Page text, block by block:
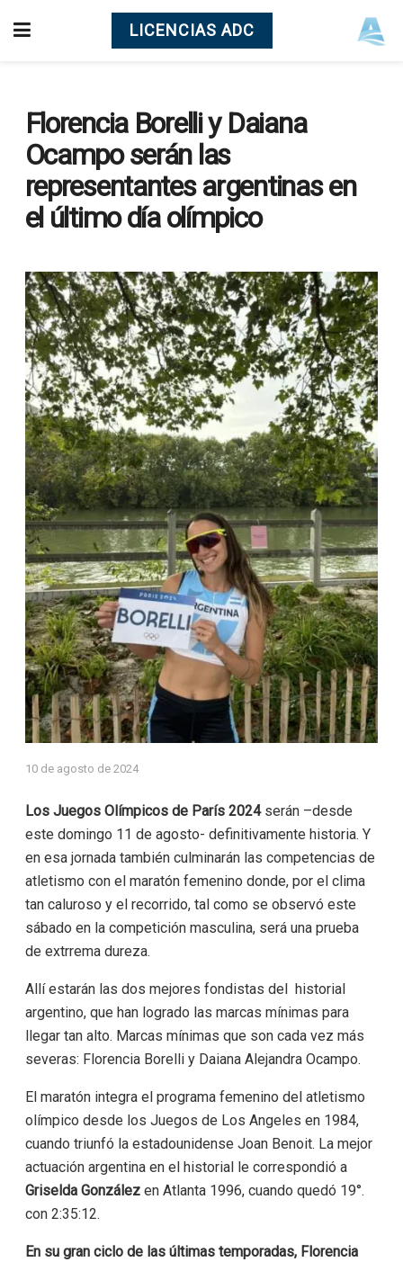
LICENCIAS ADC
Florencia Borelli y Daiana
Ocampo serán las
representantes argentinas en
el último día olímpico
10 de agosto de 2024
Los Juegos Olímpicos de París 2024serán –desde
este domingo 11 de agosto- definitivamente historia. Y
en esa jornada también culminarán las competencias de
atletismo con el maratón femenino donde, por el clima
tan caluroso y el recorrido, tal como se observó este
sábado en la competición masculina, será una prueba
de extrrema dureza.
Allí estarán las dos mejores fondistas del historial
argentino, que han logrado las marcas mínimas para
llegar tan alto. Marcas mínimas que son cada vez más
severas: Florencia Borelli y Daiana Alejandra Ocampo.
El maratón integra el programa femenino del atletismo
olímpico desde los Juegos de Los Angeles en 1984,
cuando triunfó la estadounidense Joan Benoit. La mejor
actuación argentina en el historial le correspondió a
Griselda Gonzálezen Atlanta 1996, cuando quedó 19°.
con 2:35:12.
En su gran ciclo de las últimas temporadas, Florencia